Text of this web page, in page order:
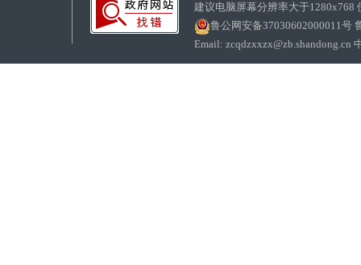
建议电脑屏幕分辨率大于1280x768
鲁公网安备37030602000011号
Email: zcqdzxxzx@zb.shandong.cn